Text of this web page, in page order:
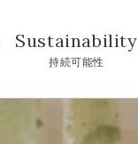
Sustainability
持続可能性